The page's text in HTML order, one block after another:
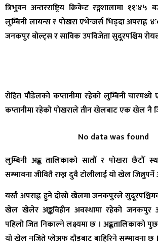
त्रिभुवन अन्तरराष्ट्रिय क्रिकेट रङ्गशालामा
लुम्बिनी लायन्स र पोखरा एभेन्जर्स भिड्दा अपराह्न
जनकपुर बोल्ट्स र साविक उपविजेता सुदूरपश्चिम
रोहित पौडेलको कप्तानीमा रहेको लुम्बिनी
कप्तानीमा रहेको पोखराले तीन खेलबाट एक खेल नै
No data was found
लुम्बिनी अङ्क तालिकाको सातौँ र पोखरा छैटौँ
सम्भावना जीवितै राख्न दुवै टोलीलाई यो खेल
यस्तै अपराह्न हुने दोस्रो खेलमा जनकपुरले
खेल खेलेर अङ्कविहीन अवस्थामा रहेको जनकपुर
पहिलो जित निकाल्ने लक्ष्यमा छ । अङ्कतालिकाको
यो खेल नजिते प्लेअफ दौडबाट बाहिरिने सम्भावना छ ।